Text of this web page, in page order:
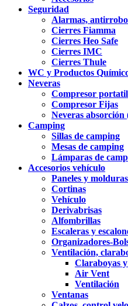
Seguridad
Alarmas,
Cierres Fiamma
Cierres Heo Safe
Cierres IMC
Cierres Thule
WC y Productos
Neveras
Compresor
Compresor Fijas
Neveras absorción
Camping
Sillas de camping
Mesas de camping
Lámparas de
Accesorios vehículo
Paneles y
Cortinas
Vehículo
Derivabrisas
Alfombrillas
Escaleras y
Organizadores-
Ventilación,
Claraboyas
Air Vent
Ventilación
Ventanas